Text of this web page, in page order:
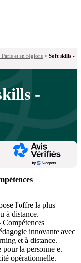
et en régions > Soft skills -
-
l'offre la plus
à distance.
innovante avec
et à distance.
la personne et
opérationnelle.